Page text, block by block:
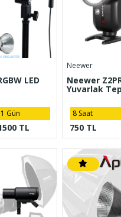
LED
1 Gün
TL
Neewer
Neewer
Yuvarlak
8 Saat
750 TL